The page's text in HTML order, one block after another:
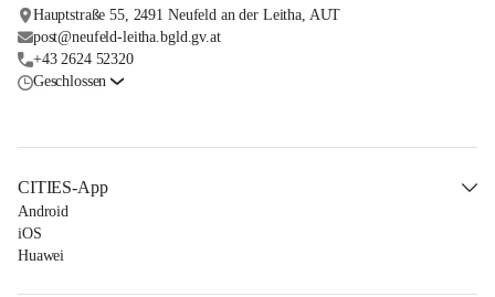
Hauptstraße 55, 2491 Neufeld an der Leitha, AUT
post@neufeld-leitha.bgld.gv.at
+43 2624 52320
Geschlossen
CITIES-App
Android
iOS
Huawei